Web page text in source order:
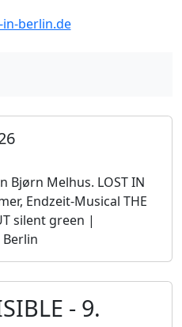
Bjørn Melhus. LOST IN
Endzeit-Musical THE
silent green |
- 9.